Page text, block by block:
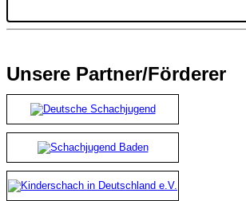
Unsere Partner/Förderer